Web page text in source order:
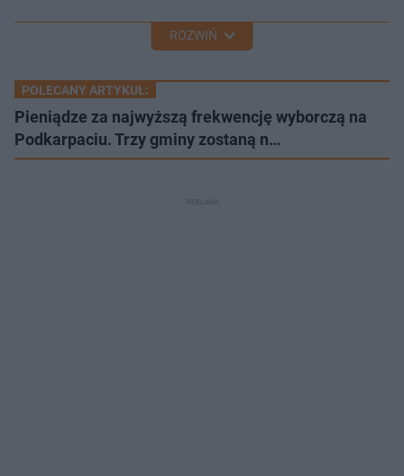
ROZWIŃ
POLECANY ARTYKUŁ:
Pieniądze za najwyższą frekwencję wyborczą na
Podkarpaciu. Trzy gminy zostaną n…